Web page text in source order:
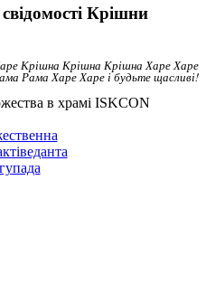
Крішни
Крішна Крішна Крішна Харе Харе
Рама Харе Харе і будьте щасливі!